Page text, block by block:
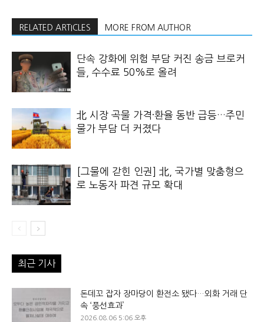
RELATED ARTICLES MORE FROM AUTHOR
단속 강화에 위험 부담 커진 송금 브로커
들, 수수료 50%로 올려
北 시장 곡물 가격·환율 동반 급등…주민
물가 부담 더 커졌다
[그물에 갇힌 인권] 北, 국가별 맞춤형으
로 노동자 파견 규모 확대
최근 기사
돈데꼬 잡자 장마당이 환전소 됐다…외화 거래 단
속 ‘풍선효과’
2026.08.06 5:06 오후